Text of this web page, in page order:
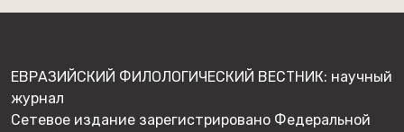
ЕВРАЗИЙСКИЙ ФИЛОЛОГИЧЕСКИЙ ВЕСТНИК: научный
журнал
Сетевое издание зарегистрировано Федеральной